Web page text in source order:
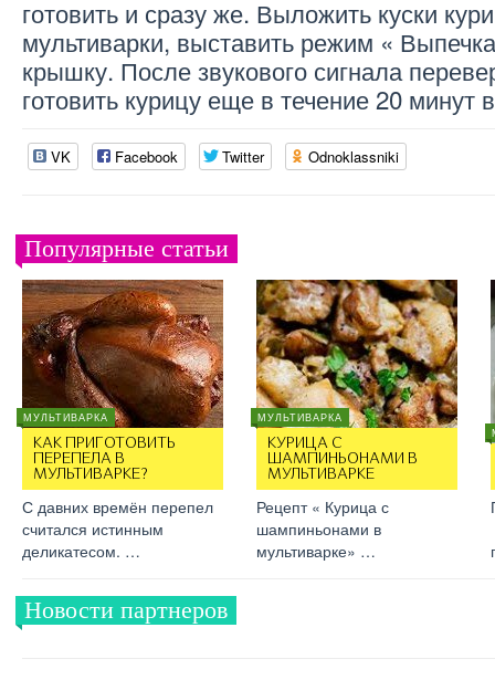
готовить и сразу же. Выложить куски
мультиварки, выставить режим «
крышку. После звукового сигнала
готовить курицу еще в течение 20
VK Facebook Twitter Odnoklassniki
Популярные статьи
МУЛЬТИВАРКА
КАК ПРИГОТОВИТЬ
ПЕРЕПЕЛА В
МУЛЬТИВАРКЕ?
С давних времён перепел
считался истинным
деликатесом. …
МУЛЬТИВАРКА
КУРИЦА С
ШАМПИНЬОНАМИ В
МУЛЬТИВАРКЕ
Рецепт « Курица с
шампиньонами в
мультиварке» …
Новости партнеров